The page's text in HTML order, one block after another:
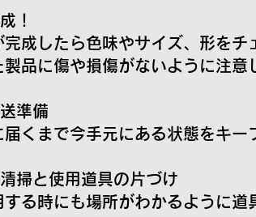
！
ら色味やサイズ、形をチェ
や損傷がないように注意し
準備
手元にある状態をキープ出
と使用道具の片づけ
場所がわかるように道具を